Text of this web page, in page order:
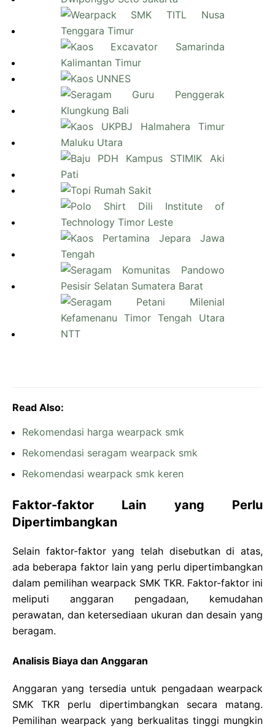
Read Also:
Rekomendasi harga wearpack smk
Rekomendasi seragam wearpack smk
Rekomendasi wearpack smk keren
Faktor-faktor Lain yang Perlu
Dipertimbangkan
Selain faktor-faktor yang telah disebutkan di atas,
ada beberapa faktor lain yang perlu dipertimbangkan
dalam pemilihan wearpack SMK TKR. Faktor-faktor ini
meliputi anggaran pengadaan, kemudahan
perawatan, dan ketersediaan ukuran dan desain yang
beragam.
Analisis Biaya dan Anggaran
Anggaran yang tersedia untuk pengadaan wearpack
SMK TKR perlu dipertimbangkan secara matang.
Pemilihan wearpack yang berkualitas tinggi mungkin